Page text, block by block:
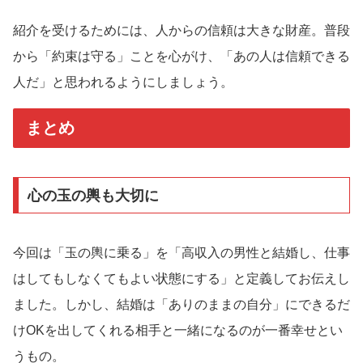
紹介を受けるためには、人からの信頼は大きな財産。普段
から「約束は守る」ことを心がけ、「あの人は信頼できる
人だ」と思われるようにしましょう。
まとめ
心の玉の輿も大切に
今回は「玉の輿に乗る」を「高収入の男性と結婚し、仕事
はしてもしなくてもよい状態にする」と定義してお伝えし
ました。しかし、結婚は「ありのままの自分」にできるだ
けOKを出してくれる相手と一緒になるのが一番幸せとい
うもの。